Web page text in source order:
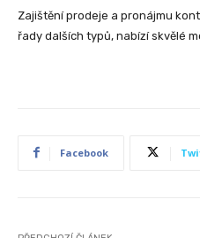
Zajištění prodeje a pronájmu
řady dalších typů, nabízí skvělé
Facebook